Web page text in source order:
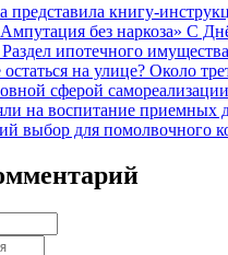
представила книгу-
без наркоза» С
Раздел ипотечного
на улице? Около
сферой самореализации
на воспитание приемных
выбор для помолвочного